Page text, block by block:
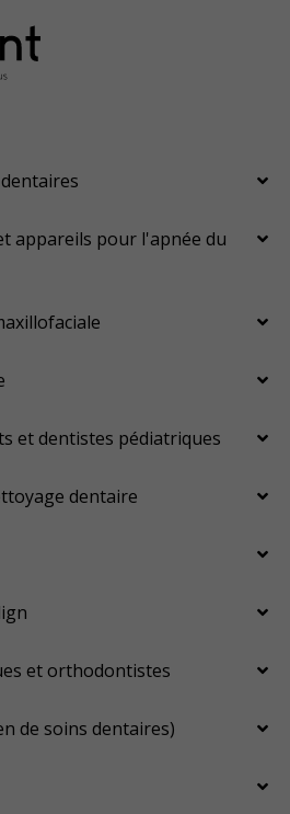
appareils pour l'apnée du
et dentistes pédiatriques
dentaire
et orthodontistes
de soins dentaires)